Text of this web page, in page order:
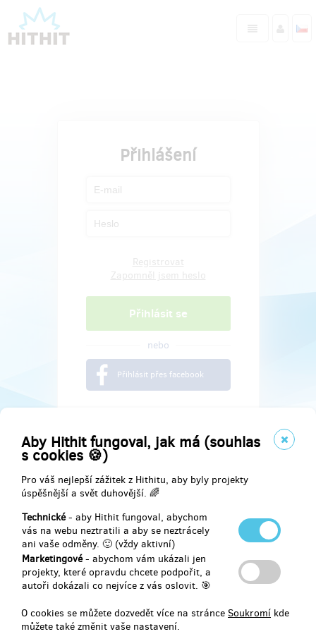
Aby Hithit fungoval, jak má (souhlas
s cookies 🍪)
Pro váš nejlepší zážitek z Hithitu, aby byly projekty
úspěšnější a svět duhovější. 🌈
Technické- aby Hithit fungoval, abychom
vás na webu neztratili a aby se neztrácely
ani vaše odměny. 🙂 (vždy aktivní)
Marketingové- abychom vám ukázali jen
projekty, které opravdu chcete podpořit, a
autoři dokázali co nejvíce z vás oslovit. 🎯
O cookies se můžete dozvedět více na stránce Soukromí kde
můžete také změnit vaše nastavení.
Přihlášení
nebo
Přihlásit přes facebook
Najdete nás na